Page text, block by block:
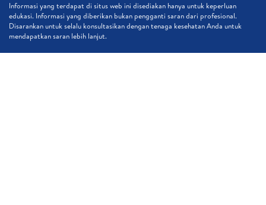
Informasi yang terdapat di situs web ini disediakan hanya untuk keperluan
edukasi. Informasi yang diberikan bukan pengganti saran dari profesional.
Disarankan untuk selalu konsultasikan dengan tenaga kesehatan Anda untuk
mendapatkan saran lebih lanjut.